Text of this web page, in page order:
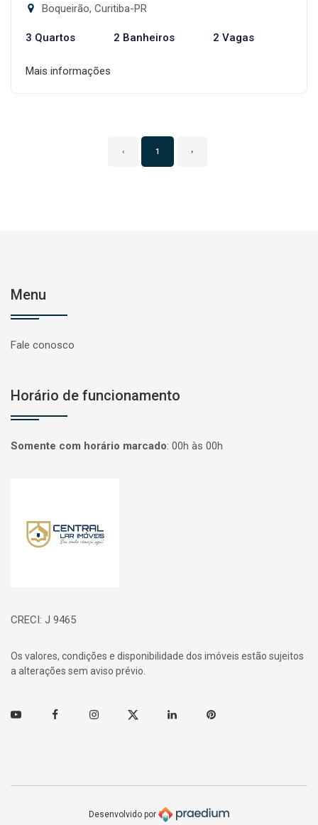
Boqueirão, Curitiba-PR
3 Quartos 2 Banheiros 2 Vagas
Mais informações
‹ 1 ›
Menu
Fale conosco
Horário de funcionamento
Somente com horário marcado: 00h às 00h
CRECI: J 9465
Os valores, condições e disponibilidade dos imóveis estão sujeitos
a alterações sem aviso prévio.
Youtube FacebookInstagramTwitter Linkedin Pinterest
Desenvolvido por